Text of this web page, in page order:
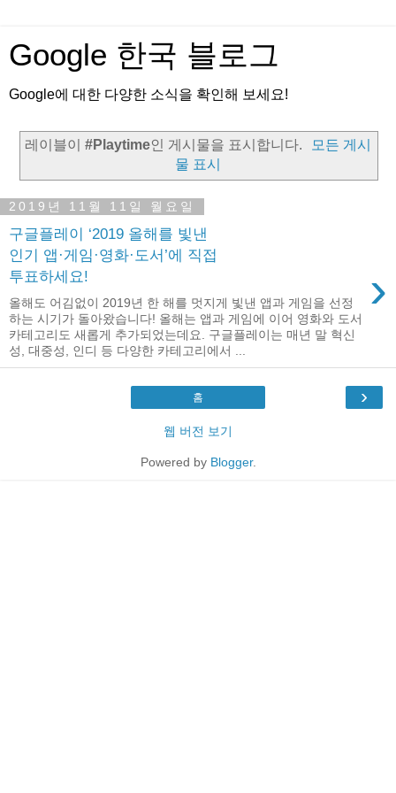
Google 한국 블로그
Google에 대한 다양한 소식을 확인해 보세요!
레이블이 #Playtime인 게시물을 표시합니다.
모든 게시
물 표시
2019년 11월 11일 월요일
구글플레이 ‘2019 올해를 빛낸
인기 앱·게임·영화·도서’에 직접
투표하세요!
›
올해도 어김없이 2019년 한 해를 멋지게 빛낸 앱과 게임을 선정
하는 시기가 돌아왔습니다! 올해는 앱과 게임에 이어 영화와 도서
카테고리도 새롭게 추가되었는데요. 구글플레이는 매년 말 혁신
성, 대중성, 인디 등 다양한 카테고리에서 ...
›
홈
웹 버전 보기
Powered by Blogger.